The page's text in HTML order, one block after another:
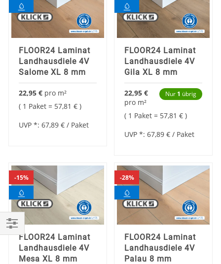
FLOOR24 Laminat
Landhausdiele 4V
Salome XL 8 mm
22,95 € pro m²
1 Paket = 57,81 €
UVP *: 67,89 € / Paket
FLOOR24 Laminat
Landhausdiele 4V
Gila XL 8 mm
Nur 1 übrig
22,95 €
pro m²
1 Paket = 57,81 €
UVP *: 67,89 € / Paket
15%
FLOOR24 Laminat
Landhausdiele 4V
Mesa XL 8 mm
28%
FLOOR24 Laminat
Landhausdiele 4V
Palau 8 mm
Einkaufen
nach